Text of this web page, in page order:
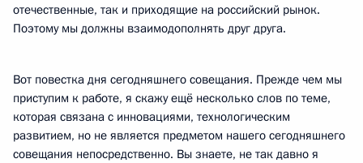
отечественные, так и приходящие на российский рынок.
Поэтому мы должны взаимодополнять друг друга.
Вот повестка дня сегодняшнего совещания. Прежде чем мы
приступим к работе, я скажу ещё несколько слов по теме,
которая связана с инновациями, технологическим
развитием, но не является предметом нашего сегодняшнего
совещания непосредственно. Вы знаете, не так давно я